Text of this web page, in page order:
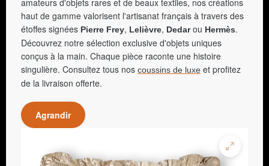
haut de gamme valorisent l'artisanat français à travers des
étoffes signées Pierre Frey, Lelièvre, Dedarou Hermès.
Découvrez notre sélection exclusive d'objets uniques
conçus à la main. Chaque pièce raconte une histoire
singulière. Consultez tous nos coussins de luxe et profitez
de la livraison offerte.
Agrandir